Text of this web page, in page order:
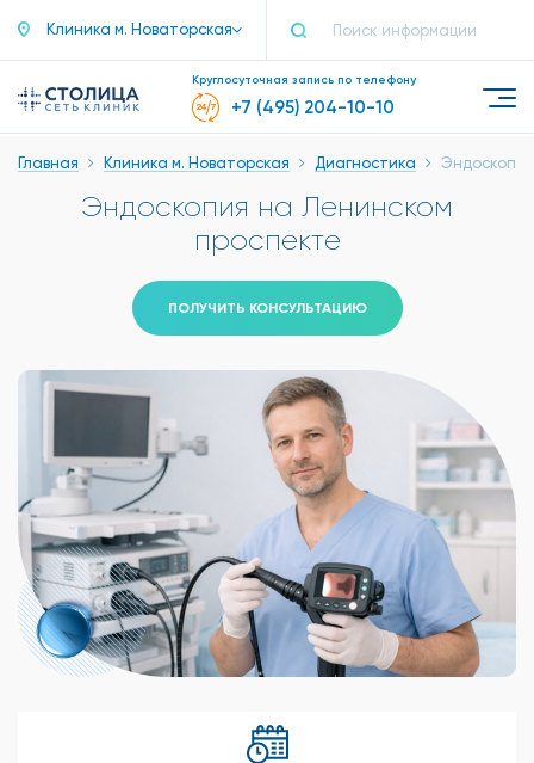
Клиника м. Новаторская
Круглосуточная запись по телефону
+7 (495) 204-10-10
Главная Клиника м. Новаторская Диагностика Эндоскопия
Эндоскопия на Ленинском
проспекте
ПОЛУЧИТЬ КОНСУЛЬТАЦИЮ